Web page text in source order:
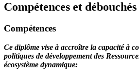
Compétences et débouchés
Compétences
Ce diplôme vise à accroître la capacité à
politiques de développement des
écosystème dynamique: